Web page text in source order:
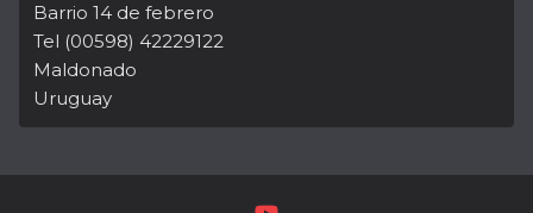
Barrio 14 de febrero
Tel (00598) 42229122
Maldonado
Uruguay